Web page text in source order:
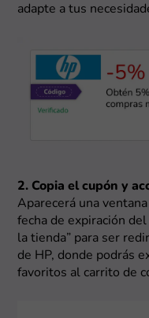
adapte a tus
2. Copia el cupón y
Aparecerá una
fecha de expiración del
la tienda” para ser
de HP, donde podrás
favoritos al carrito de